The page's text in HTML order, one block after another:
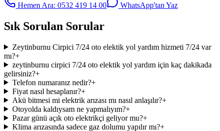
Hemen Ara: 0532 419 14 00 WhatsApp'tan Yaz
Sık Sorulan Sorular
Zeytinburnu Cirpici 7/24 oto elektik yol yardım hizmeti 7/24 var
mı?+
zeytinburnu cirpici 7/24 oto elektik yol yardım için kaç dakikada
gelirsiniz?+
Telefon numaranız nedir?+
Fiyat nasıl hesaplanır?+
Akü bitmesi mi elektrik arızası mı nasıl anlaşılır?+
Otoyolda kaldıysam ne yapmalıyım?+
Pazar günü açık oto elektrikçi geliyor mu?+
Klima arızasında sadece gaz dolumu yapılır mı?+